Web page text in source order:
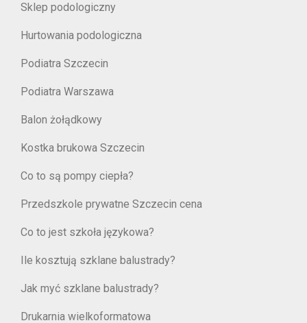
Sklep podologiczny
Hurtowania podologiczna
Podiatra Szczecin
Podiatra Warszawa
Balon żołądkowy
Kostka brukowa Szczecin
Co to są pompy ciepła?
Przedszkole prywatne Szczecin cena
Co to jest szkoła językowa?
Ile kosztują szklane balustrady?
Jak myć szklane balustrady?
Drukarnia wielkoformatowa